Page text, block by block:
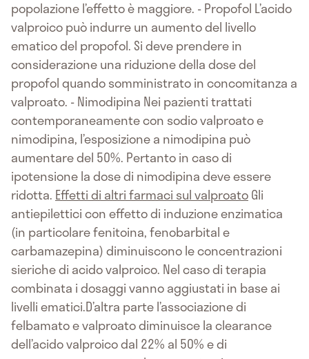
popolazione l’effetto è maggiore. - Propofol L’acido
valproico può indurre un aumento del livello
ematico del propofol. Si deve prendere in
considerazione una riduzione della dose del
propofol quando somministrato in concomitanza a
valproato. - Nimodipina Nei pazienti trattati
contemporaneamente con sodio valproato e
nimodipina, l’esposizione a nimodipina può
aumentare del 50%. Pertanto in caso di
ipotensione la dose di nimodipina deve essere
ridotta. Effetti di altri farmaci sul valproatoGli
antiepilettici con effetto di induzione enzimatica
(in particolare fenitoina, fenobarbital e
carbamazepina) diminuiscono le concentrazioni
sieriche di acido valproico. Nel caso di terapia
combinata i dosaggi vanno aggiustati in base ai
livelli ematici.D’altra parte l’associazione di
felbamato e valproato diminuisce la clearance
dell’acido valproico dal 22% al 50% e di